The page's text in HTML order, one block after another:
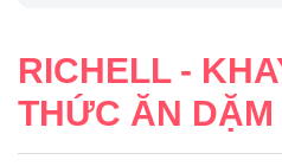
RICHELL -
THỨC ĂN DẶM